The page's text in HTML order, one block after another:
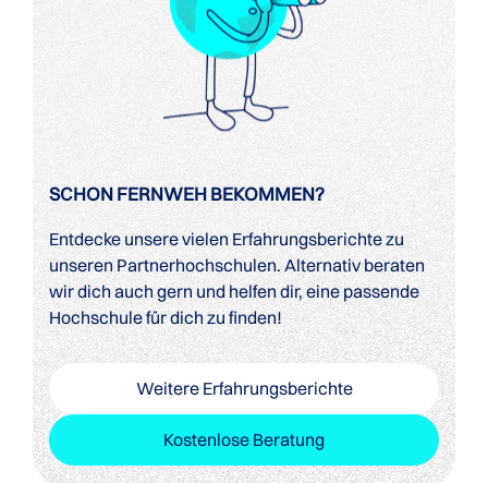
SCHON FERNWEH BEKOMMEN?
Entdecke unsere vielen Erfahrungsberichte zu
unseren Partnerhochschulen. Alternativ beraten
wir dich auch gern und helfen dir, eine passende
Hochschule für dich zu finden!
Weitere Erfahrungsberichte
Kostenlose Beratung